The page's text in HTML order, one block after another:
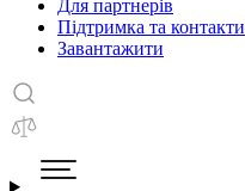
Для партнерів
Підтримка та контакти
Завантажити